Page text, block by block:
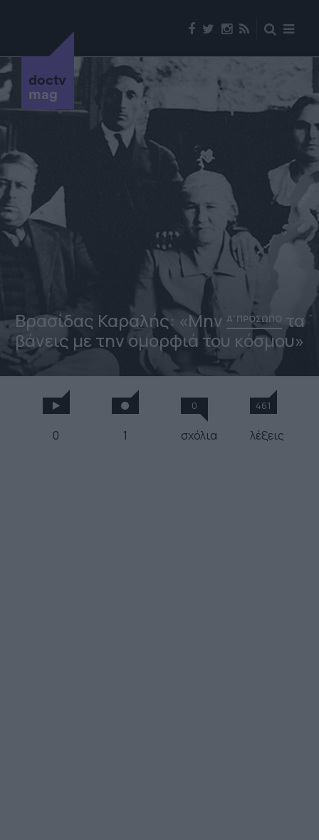
doctv
mag
Βρασίδας Καραλής: «Μην Α' ΠΡΟΣΩΠΟτα
βάνεις με την ομορφιά του κόσμου»
0 1
0
σχόλια
461
λέξεις